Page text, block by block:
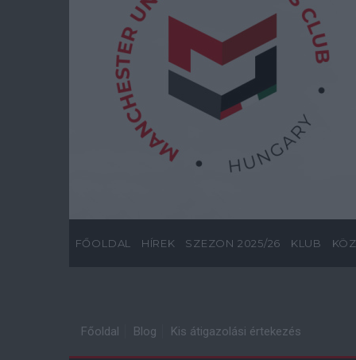
FŐOLDAL HÍREK SZEZON 2025/26 KLUB
Főoldal Blog Kis átigazolási értekezés